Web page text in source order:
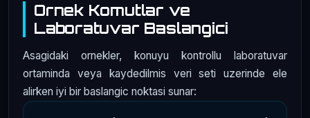
Ornek Komutlar ve
Laboratuvar Baslangici
Asagidaki ornekler, konuyu kontrollu laboratuvar
ortaminda veya kaydedilmis veri seti uzerinde ele
alirken iyi bir baslangic noktasi sunar: